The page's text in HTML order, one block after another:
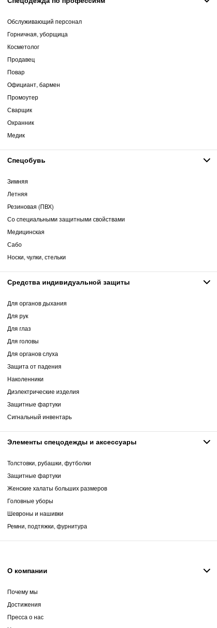
Обслуживающий персонал
Горничная, уборщица
Косметолог
Продавец
Повар
Официант, бармен
Промоутер
Сварщик
Охранник
Медик
Спецобувь
Зимняя
Летняя
Резиновая (ПВХ)
Со специальными защитными свойствами
Медицинская
Сабо
Носки, чулки, стельки
Средства индивидуальной защиты
Для органов дыхания
Для рук
Для глаз
Для головы
Для органов слуха
Защита от падения
Наколенники
Диэлектрические изделия
Защитные фартуки
Сигнальный инвентарь
Элементы спецодежды и аксессуары
Толстовки, рубашки, футболки
Защитные фартуки
Женские халаты больших размеров
Головные уборы
Шевроны и нашивки
Ремни, подтяжки, фурнитура
О компании
Почему мы
Достижения
Пресса о нас